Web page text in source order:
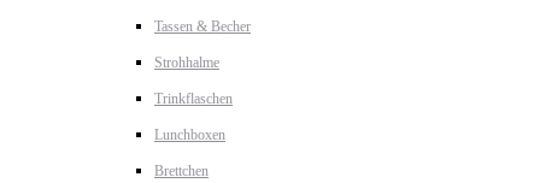
Tassen & Becher
Strohhalme
Trinkflaschen
Lunchboxen
Brettchen